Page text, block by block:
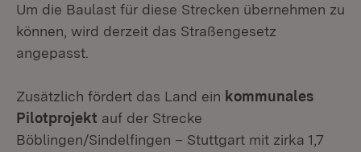
Um die Baulast für diese Strecken übernehmen zu
können, wird derzeit das Straßengesetz
angepasst.
Zusätzlich fördert das Land ein kommunales
Pilotprojekt auf der Strecke
Böblingen/Sindelfingen – Stuttgart mit zirka 1,7